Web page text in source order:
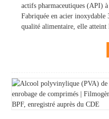
actifs pharmaceutiques (API)
Fabriquée en acier
qualité alimentaire, elle